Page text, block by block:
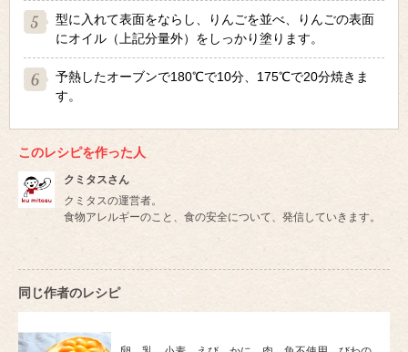
型に入れて表面をならし、りんごを並べ、りんごの表面
にオイル（上記分量外）をしっかり塗ります。
予熱したオーブンで180℃で10分、175℃で20分焼きま
す。
このレシピを作った人
クミタスさん
クミタスの運営者。
食物アレルギーのこと、食の安全について、発信していきます。
同じ作者のレシピ